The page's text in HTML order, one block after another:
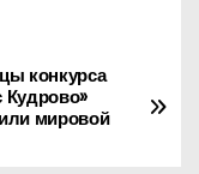
конкурса
Кудрово»
мировой